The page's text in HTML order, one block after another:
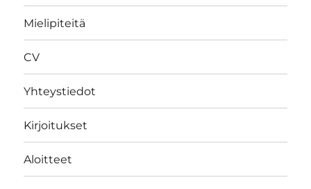
Mielipiteitä
CV
Yhteystiedot
Kirjoitukset
Aloitteet